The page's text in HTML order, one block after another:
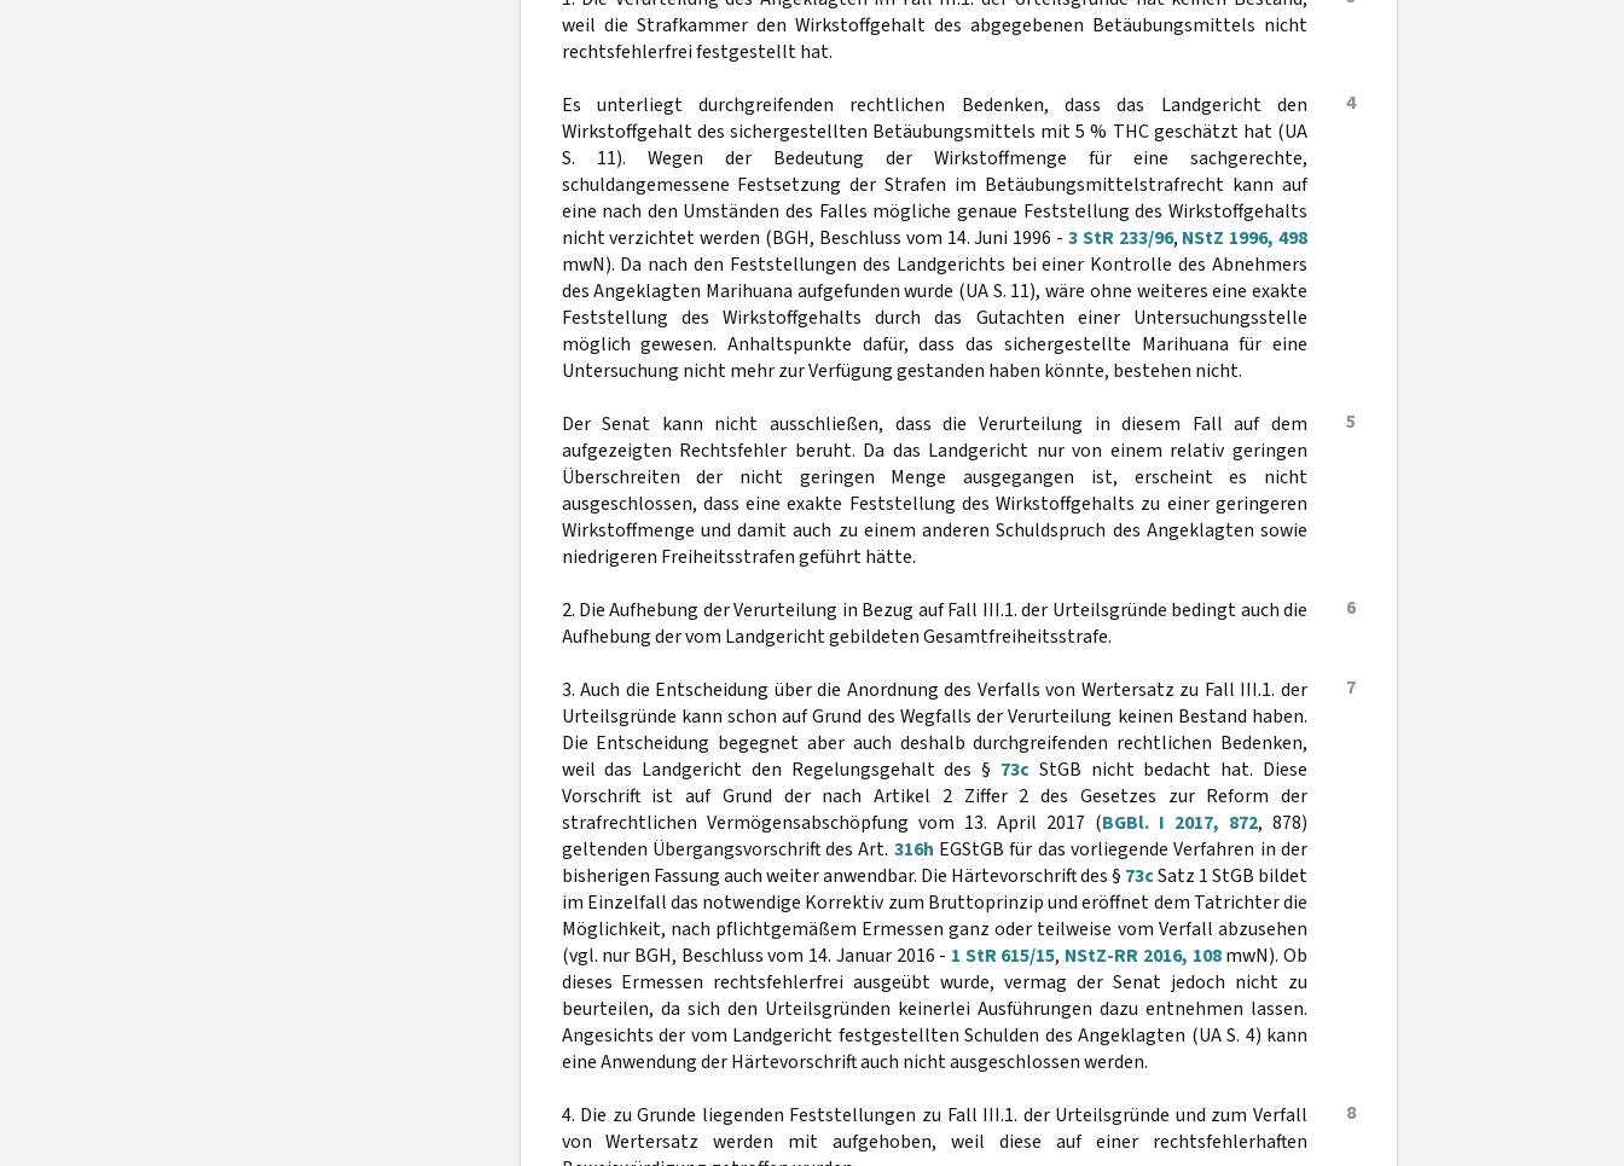
weil die Strafkammer den Wirkstoffgehalt des abgegebenen Betäubungsmittels nicht
rechtsfehlerfrei festgestellt hat.
4
Es unterliegt durchgreifenden rechtlichen Bedenken, dass das Landgericht den
Wirkstoffgehalt des sichergestellten Betäubungsmittels mit 5 % THC geschätzt hat (UA
S. 11). Wegen der Bedeutung der Wirkstoffmenge für eine sachgerechte,
schuldangemessene Festsetzung der Strafen im Betäubungsmittelstrafrecht kann auf
eine nach den Umständen des Falles mögliche genaue Feststellung des Wirkstoffgehalts
nicht verzichtet werden (BGH, Beschluss vom 14. Juni 1996 - 3 StR 233/96, NStZ 1996, 498
mwN). Da nach den Feststellungen des Landgerichts bei einer Kontrolle des Abnehmers
des Angeklagten Marihuana aufgefunden wurde (UA S. 11), wäre ohne weiteres eine exakte
Feststellung des Wirkstoffgehalts durch das Gutachten einer Untersuchungsstelle
möglich gewesen. Anhaltspunkte dafür, dass das sichergestellte Marihuana für eine
Untersuchung nicht mehr zur Verfügung gestanden haben könnte, bestehen nicht.
5
Der Senat kann nicht ausschließen, dass die Verurteilung in diesem Fall auf dem
aufgezeigten Rechtsfehler beruht. Da das Landgericht nur von einem relativ geringen
Überschreiten der nicht geringen Menge ausgegangen ist, erscheint es nicht
ausgeschlossen, dass eine exakte Feststellung des Wirkstoffgehalts zu einer geringeren
Wirkstoffmenge und damit auch zu einem anderen Schuldspruch des Angeklagten sowie
niedrigeren Freiheitsstrafen geführt hätte.
6
2. Die Aufhebung der Verurteilung in Bezug auf Fall III.1. der Urteilsgründe bedingt auch die
Aufhebung der vom Landgericht gebildeten Gesamtfreiheitsstrafe.
7
3. Auch die Entscheidung über die Anordnung des Verfalls von Wertersatz zu Fall III.1. der
Urteilsgründe kann schon auf Grund des Wegfalls der Verurteilung keinen Bestand haben.
Die Entscheidung begegnet aber auch deshalb durchgreifenden rechtlichen Bedenken,
weil das Landgericht den Regelungsgehalt des § 73c StGB nicht bedacht hat. Diese
Vorschrift ist auf Grund der nach Artikel 2 Ziffer 2 des Gesetzes zur Reform der
strafrechtlichen Vermögensabschöpfung vom 13. April 2017 (BGBl. I 2017, 872, 878)
geltenden Übergangsvorschrift des Art. 316h EGStGB für das vorliegende Verfahren in der
bisherigen Fassung auch weiter anwendbar. Die Härtevorschrift des § 73cSatz 1 StGB bildet
im Einzelfall das notwendige Korrektiv zum Bruttoprinzip und eröffnet dem Tatrichter die
Möglichkeit, nach pflichtgemäßem Ermessen ganz oder teilweise vom Verfall abzusehen
(vgl. nur BGH, Beschluss vom 14. Januar 2016 - 1 StR 615/15, NStZ-RR 2016, 108mwN). Ob
dieses Ermessen rechtsfehlerfrei ausgeübt wurde, vermag der Senat jedoch nicht zu
beurteilen, da sich den Urteilsgründen keinerlei Ausführungen dazu entnehmen lassen.
Angesichts der vom Landgericht festgestellten Schulden des Angeklagten (UA S. 4) kann
eine Anwendung der Härtevorschrift auch nicht ausgeschlossen werden.
8
4. Die zu Grunde liegenden Feststellungen zu Fall III.1. der Urteilsgründe und zum Verfall
von Wertersatz werden mit aufgehoben, weil diese auf einer rechtsfehlerhaften